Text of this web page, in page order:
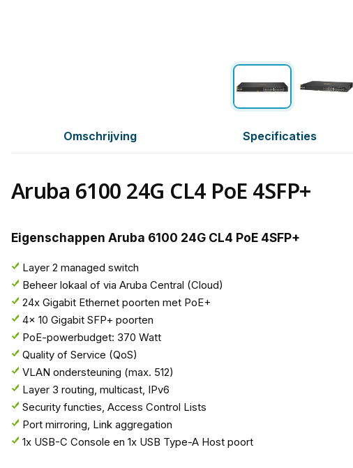
Omschrijving Specificaties
Aruba 6100 24G CL4 PoE 4SFP+
Eigenschappen Aruba 6100 24G CL4 PoE 4SFP+
Layer 2 managed switch
Beheer lokaal of via Aruba Central (Cloud)
24x Gigabit Ethernet poorten met PoE+
4x 10 Gigabit SFP+ poorten
PoE-powerbudget: 370 Watt
Quality of Service (QoS)
VLAN ondersteuning (max. 512)
Layer 3 routing, multicast, IPv6
Security functies, Access Control Lists
Port mirroring, Link aggregation
1x USB-C Console en 1x USB Type-A Host poort